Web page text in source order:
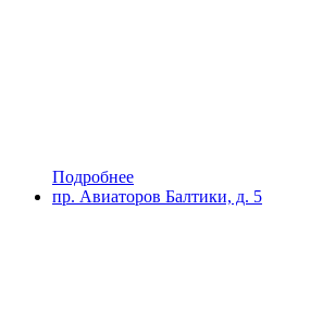
Подробнее
пр. Авиаторов Балтики, д. 5